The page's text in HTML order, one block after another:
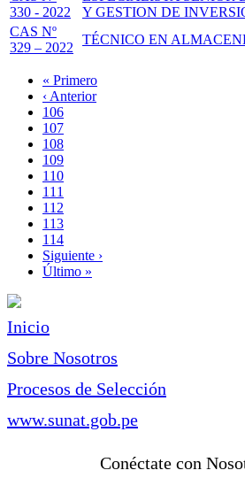
330 - 2022
Y GESTION DE
CAS Nº
329 – 2022
TÉCNICO EN
Paginación
Primera
página
« Primero
Página
anterior
‹ Anterior
Page
106
Page
107
Page
108
Page
109
Página
actual
110
Page
111
Page
112
Page
113
Page
114
Siguiente
página
Siguiente ›
Última
Último »
Inicio
Sobre Nosotros
Procesos de Selección
www.sunat.gob.pe
Conéctate con